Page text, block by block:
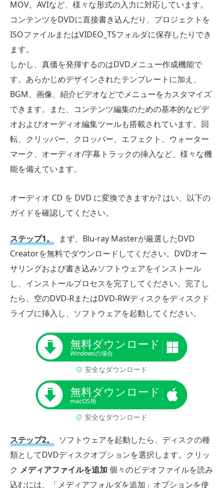
MOV、AVIなど、様々な形式の入力に対応しています。
コンテンツをDVDに直接書き込んだり、プロジェクトを
ISOファイルまたはVIDEO_TSフォルダに保存したりでき
ます。
しかし、真価を発揮するのはDVDメニュー作成機能で
す。あらかじめデザインされたテンプレートに加え、
BGM、画像、紹介ビデオなどでメニューをカスタマイズ
できます。また、コンテンツ編集のための基本的なビデ
オおよびオーディオ編集ツールも搭載されています。回
転、クリッパー、クロッパー、エフェクト、ウォーター
マーク、オーディオ/字幕トラックの挿入など、様々な機
能を備えています。
オーディオ CD を DVD に変換できますか? はい、以下の
ガイドを確認してください。
ステップ1。
まず、Blu-ray Masterが厳選したDVD
Creatorを無料でダウンロードしてください。DVDオー
サリングおよび書き込みソフトウェアをインストール
し、インストールプロセスを完了してください。完了し
たら、空のDVD-RまたはDVD-RWディスクをディスクド
ライブに挿入し、ソフトウェアを起動してください。
無料ダウンロード
Windowsの場合
安全なダウンロード
無料ダウンロード
macOS用
安全なダウンロード
ステップ2。
ソフトウェアを起動したら、ディスクの種
類としてDVDディスクオプションを選択します。クリッ
ク メディアファイルを追加 個々のビデオファイルを読み
込むには、「メディアフォルダを追加」オプションを使